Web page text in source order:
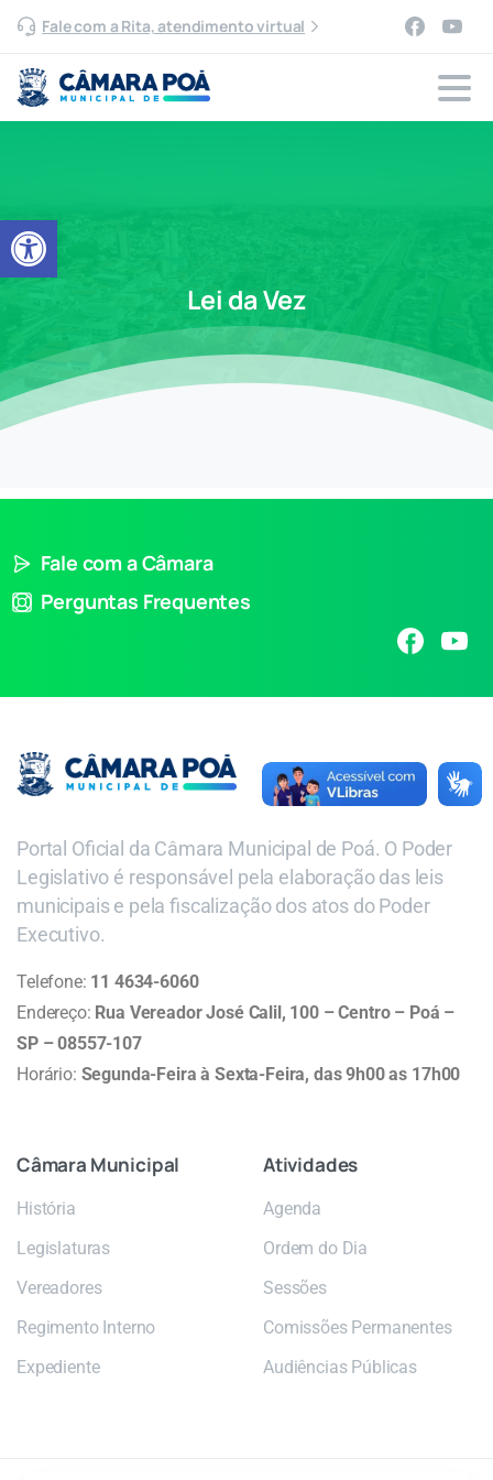
Abrir a barra de ferramentas
Fale com a Rita, atendimento virtual
Lei da Vez
Fale com a Câmara
Perguntas Frequentes
Portal Oficial da Câmara Municipal de Poá. O Poder
Legislativo é responsável pela elaboração das leis
municipais e pela fiscalização dos atos do Poder
Executivo.
Telefone: 11 4634-6060
Endereço: Rua Vereador José Calil, 100 – Centro – Poá –
SP – 08557-107
Horário: Segunda-Feira à Sexta-Feira, das 9h00 as 17h00
Câmara Municipal
História
Legislaturas
Vereadores
Regimento Interno
Expediente
Atividades
Agenda
Ordem do Dia
Sessões
Comissões Permanentes
Audiências Públicas